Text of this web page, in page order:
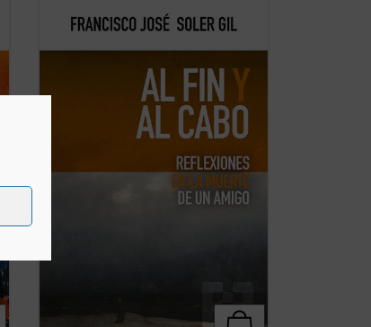
En este breve ensayo sobre la muerte,
amigo, el profesor Francisco José Soler
Gil va llevando de la mano al lector por
una pausada meditación en torno a lo
que sabemos de ella, además de
(ver ficha)